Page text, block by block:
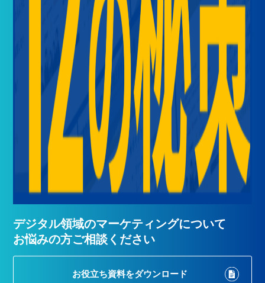
デジタル領域のマーケティングについて
お悩みの方ご相談ください
お役立ち資料をダウンロード